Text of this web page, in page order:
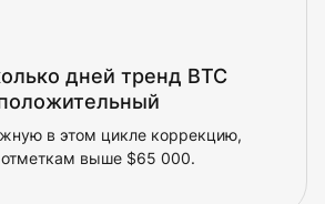
дней тренд BTC
в этом цикле коррекцию,
отметкам выше $65 000.